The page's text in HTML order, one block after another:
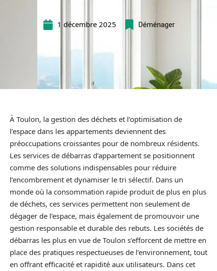
1 décembre 2025 Déménager
À Toulon, la gestion des déchets et l’optimisation de
l’espace dans les appartements deviennent des
préoccupations croissantes pour de nombreux résidents.
Les services de débarras d’appartement se positionnent
comme des solutions indispensables pour réduire
l’encombrement et dynamiser le tri sélectif. Dans un
monde où la consommation rapide produit de plus en plus
de déchets, ces services permettent non seulement de
dégager de l’espace, mais également de promouvoir une
gestion responsable et durable des rebuts. Les sociétés de
débarras les plus en vue de Toulon s’efforcent de mettre en
place des pratiques respectueuses de l’environnement, tout
en offrant efficacité et rapidité aux utilisateurs. Dans cet